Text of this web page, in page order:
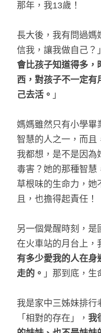
那年，我13歲！
長大後，我有問過媽
信我，讓我做自己？
會比孩子知道得多，
西，對孩子不一定有
己去活。 」
媽媽雖然只有小學畢
智慧的人之一，而且
我都想，是不是因為
毒害？她的那種智慧
草根味的生命力，她
且，也擔得起責任！
另一個覺醒時刻，是
在火車站的月台上，
有多少愛我的人在身
走的。 」那到底，生
我是家中三姊妹排行
「相對的存在」， 我